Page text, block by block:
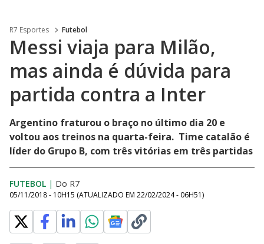
R7 Esportes Futebol
Messi viaja para Milão,
mas ainda é dúvida para
partida contra a Inter
Argentino fraturou o braço no último dia 20 e
voltou aos treinos na quarta-feira. Time catalão é
líder do Grupo B, com três vitórias em três partidas
FUTEBOL | Do R7
05/11/2018 - 10H15 (ATUALIZADO EM 22/02/2024 - 06H51)